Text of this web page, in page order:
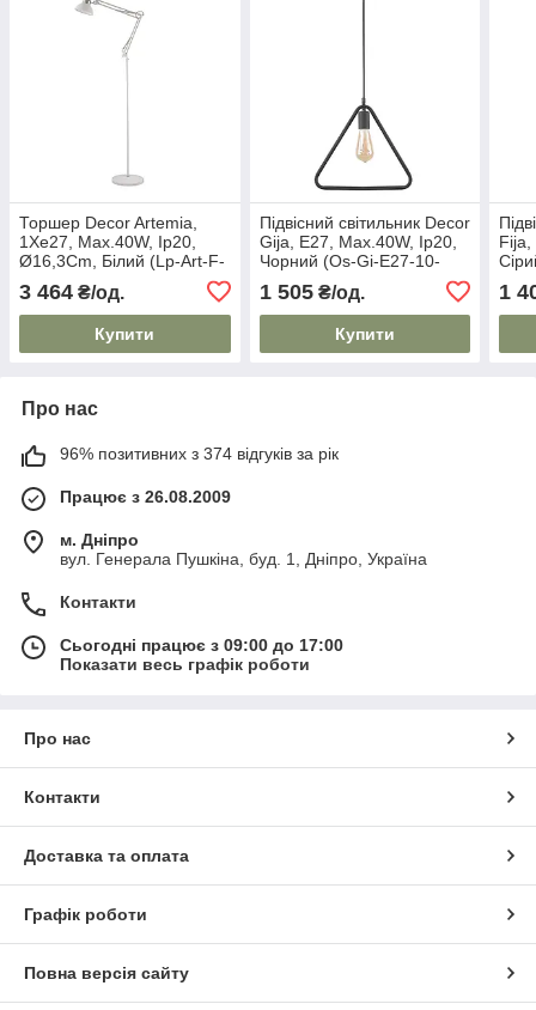
Торшер Decor Artemia,
1Xe27, Max.40W, Ip20,
Ø16,3Cm, Білий (Lp-Art-F-
3 464 ₴/од.
Купити
Підвісний світильник Decor
Gija, E27, Max.40W, Ip20,
Чорний (Os-Gi-E27-10-
1 505₴/од.
Купити
Fija,
1
Про нас
96% позитивних з 374 відгуків за рік
Працює з 26.08.2009
м. Дніпро
вул. Генерала Пушкіна, буд. 1, Дніпро, Україна
Контакти
Сьогодні працює з 09:00 до 17:00
Показати весь графік роботи
Про нас
Контакти
Доставка та оплата
Графік роботи
Повна версія сайту